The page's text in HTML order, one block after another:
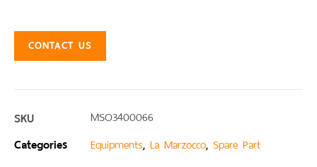
CONTACT US
SKU MSO3400066
Categories Equipments, La Marzocco, Spare Part